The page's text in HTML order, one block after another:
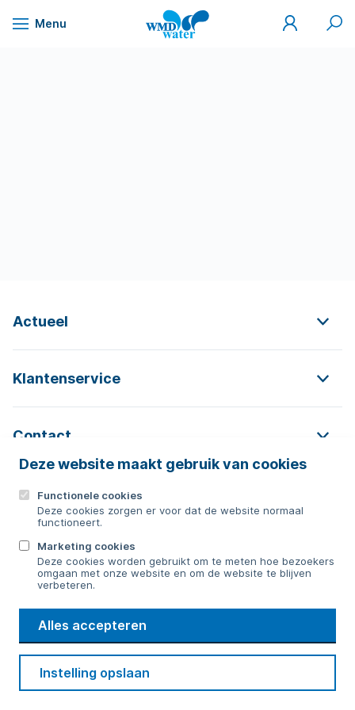
Naar
Deze website maakt gebruik van cookies
Functionele cookies
Deze cookies zorgen er voor dat de website normaal
functioneert.
Marketing cookies
Deze cookies worden gebruikt om te meten hoe bezoekers
omgaan met onze website en om de website te blijven
verbeteren.
Alles accepteren
Instelling opslaan
Menu
WMD
Drinkwater
Mijn
WMD
Zoek
Actueel
Klantenservice
Contact
Contact
Bericht sturen
WMD
Drinkwater
Cookie voorkeuren
Privacy Disclaimer